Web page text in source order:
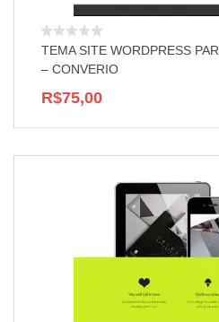
TEMA SITE WORDPRESS
– CONVERIO
R$75,00